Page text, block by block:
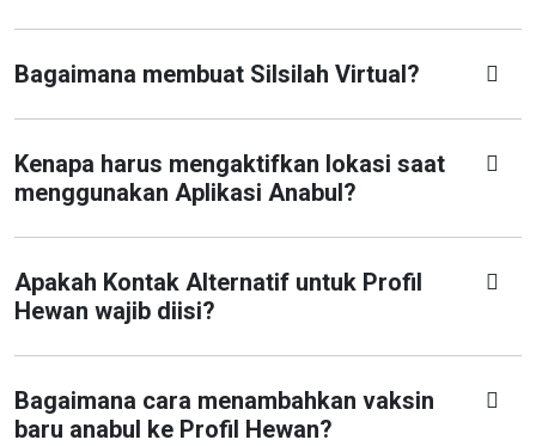
Bagaimana membuat Silsilah Virtual?
Kenapa harus mengaktifkan lokasi saat
menggunakan Aplikasi Anabul?
Apakah Kontak Alternatif untuk Profil
Hewan wajib diisi?
Bagaimana cara menambahkan vaksin
baru anabul ke Profil Hewan?